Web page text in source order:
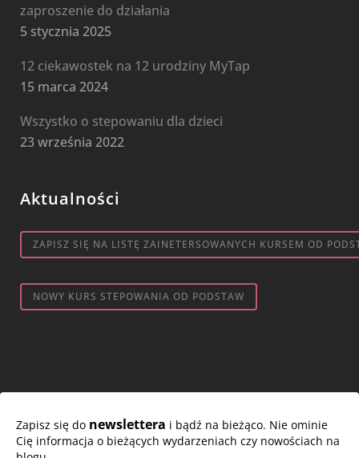
zaproszenie do działania
5 stycznia 2025
12 ciekawostek na 12 urodziny MyTap
15 marca 2024
Wszystko o stepowaniu dla dzieci
23 września 2022
Aktualności
ZAPISZ SIĘ NA LISTĘ ZAINETERSOWANYCH KURSEM OD
NOWY KURS STEPOWANIA OD PODSTAW
Zapisz się do newslettera i bądź na bieżąco. Nie ominie
Cię informacja o bieżących wydarzeniach czy nowościach na